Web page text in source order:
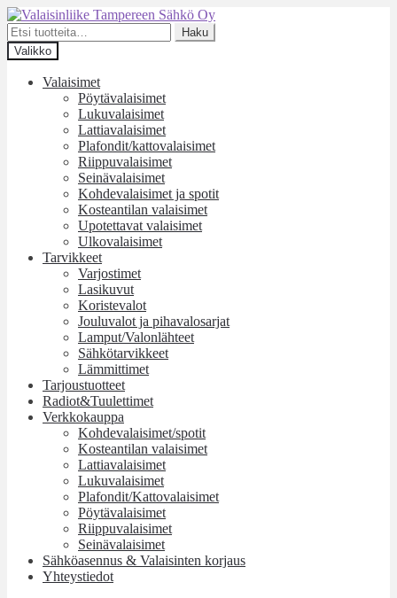
Siirry
navigointiin
Siirry
sisältöön
Etsi:
Haku
Valikko
Valaisimet
Pöytävalaisimet
Lukuvalaisimet
Lattiavalaisimet
Plafondit/kattovalaisimet
Riippuvalaisimet
Seinävalaisimet
Kohdevalaisimet ja spotit
Kosteantilan valaisimet
Upotettavat valaisimet
Ulkovalaisimet
Tarvikkeet
Varjostimet
Lasikuvut
Koristevalot
Jouluvalot ja pihavalosarjat
Lamput/Valonlähteet
Sähkötarvikkeet
Lämmittimet
Tarjoustuotteet
Radiot&Tuulettimet
Verkkokauppa
Kohdevalaisimet/spotit
Kosteantilan valaisimet
Lattiavalaisimet
Lukuvalaisimet
Plafondit/Kattovalaisimet
Pöytävalaisimet
Riippuvalaisimet
Seinävalaisimet
Sähköasennus & Valaisinten korjaus
Yhteystiedot